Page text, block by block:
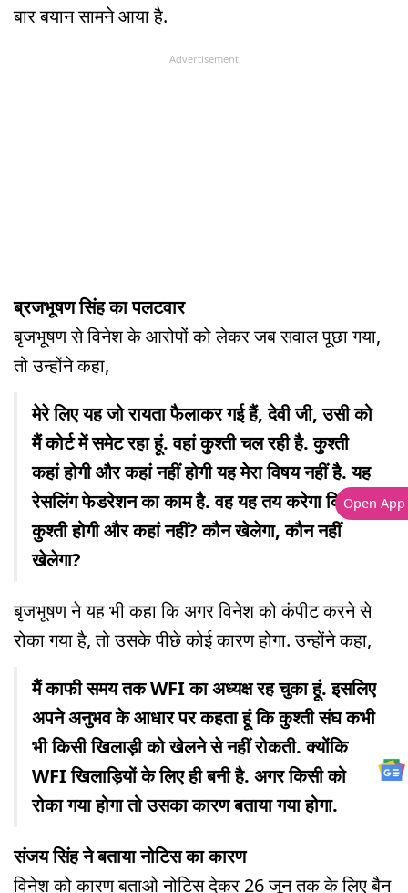
बार बयान सामने आया है.
Advertisement
ब्रजभूषण सिंह का पलटवार
बृजभूषण से विनेश के आरोपों को लेकर जब सवाल पूछा गया,
तो उन्होंने कहा,
मेरे लिए यह जो रायता फैलाकर गई हैं, देवी जी, उसी को
मैं कोर्ट में समेट रहा हूं. वहां कुश्ती चल रही है. कुश्ती
कहां होगी और कहां नहीं होगी यह मेरा विषय नहीं है. यह
रेसलिंग फेडरेशन का काम है. वह यह तय करेगा कि कहां
कुश्ती होगी और कहां नहीं? कौन खेलेगा, कौन नहीं
खेलेगा?
बृजभूषण ने यह भी कहा कि अगर विनेश को कंपीट करने से
रोका गया है, तो उसके पीछे कोई कारण होगा. उन्होंने कहा,
मैं काफी समय तक WFI का अध्यक्ष रह चुका हूं. इसलिए
अपने अनुभव के आधार पर कहता हूं कि कुश्ती संघ कभी
भी किसी खिलाड़ी को खेलने से नहीं रोकती. क्योंकि
WFI खिलाड़ियों के लिए ही बनी है. अगर किसी को
रोका गया होगा तो उसका कारण बताया गया होगा.
संजय सिंह ने बताया नोटिस का कारण
विनेश को कारण बताओ नोटिस देकर 26 जून तक के लिए बैन
Open App